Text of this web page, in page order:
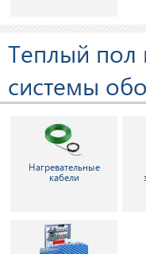
Теплый пол
системы
Нагревательные
кабели